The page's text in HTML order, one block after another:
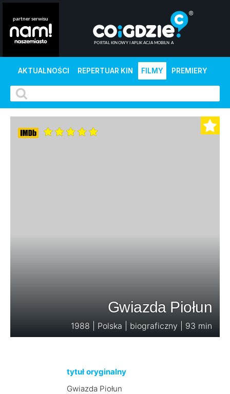
AKTUALNOŚCI REPERTUAR KIN FILMY PREMIERY
Gwiazda Piołun
1988 | Polska | biograficzny | 93 min
tytuł oryginalny
Gwiazda Piołun